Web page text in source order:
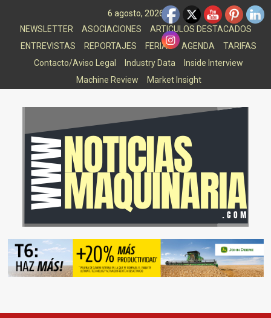
6 agosto, 2026
NEWSLETTER
ASOCIACIONES
ARTICULOS DESTACADOS
ENTREVISTAS
REPORTAJES FERIAS AGENDA
TARIFAS
Contacto/Aviso Legal
Industry Data
Inside Interview
Machine Review
Market Insight